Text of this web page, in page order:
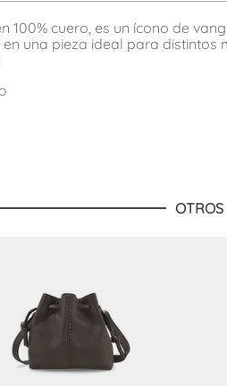
100% cuero, es un ícono de
una pieza ideal para
OTROS